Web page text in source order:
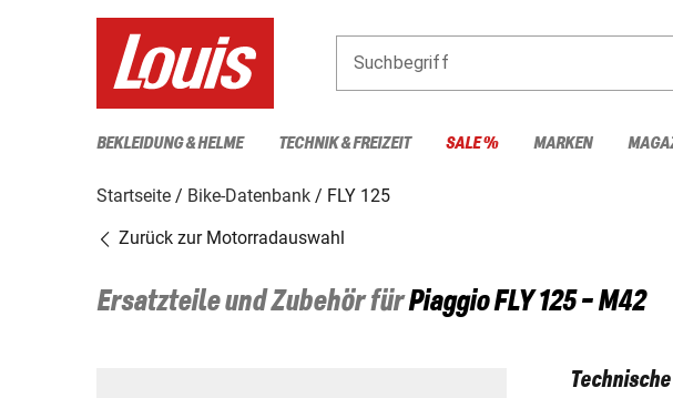
Suchbegriff
BEKLEIDUNG & HELME TECHNIK & FREIZEIT SALE % MARKEN
Startseite Bike-Datenbank
FLY 125
Zurück zur Motorradauswahl
Ersatzteile und Zubehör fürPiaggioFLY 125 - M42